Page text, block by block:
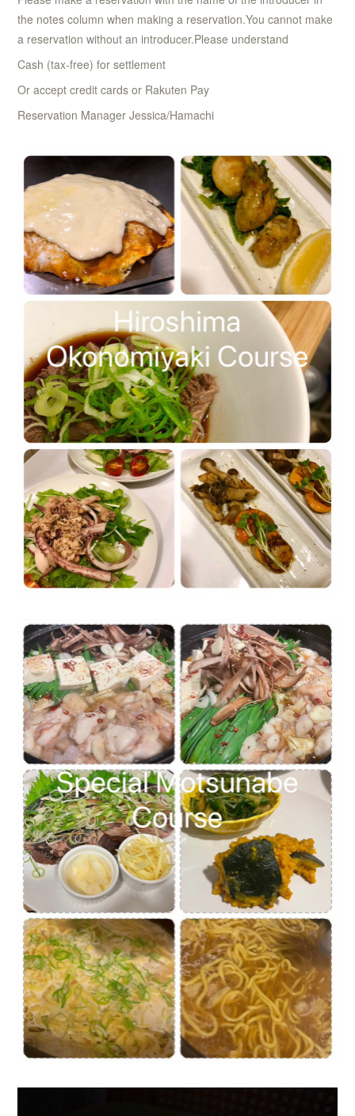
the notes column when making a reservation.You cannot make
a reservation without an introducer.Please understand
Cash (tax-free) for settlement
Or accept credit cards or Rakuten Pay
Reservation Manager Jessica/Hamachi